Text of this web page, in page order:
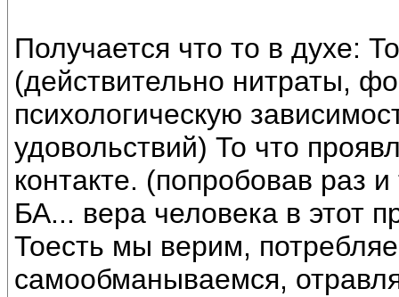
Получается что то в духе:
(действительно нитраты,
психологическую
удовольствий) То что
контакте. (попробовав раз
БА... вера человека в этот
Тоесть мы верим,
самообманываемся,